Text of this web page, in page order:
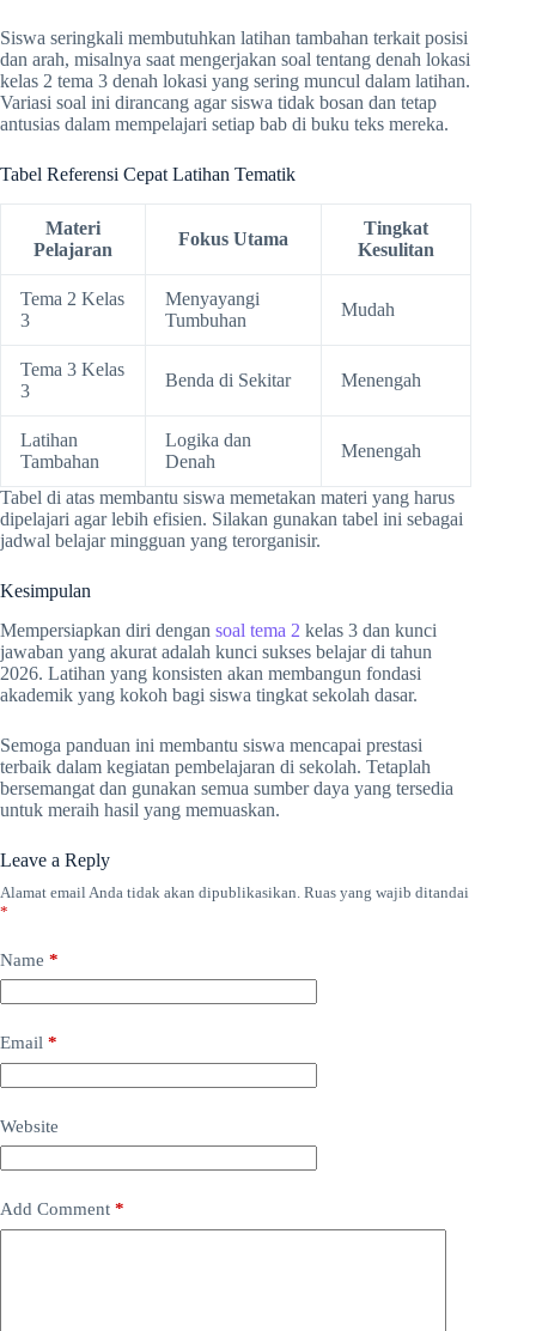
Siswa seringkali membutuhkan latihan tambahan terkait posisi
dan arah, misalnya saat mengerjakan soal tentang denah lokasi
kelas 2 tema 3 denah lokasi yang sering muncul dalam latihan.
Variasi soal ini dirancang agar siswa tidak bosan dan tetap
antusias dalam mempelajari setiap bab di buku teks mereka.
Tabel Referensi Cepat Latihan Tematik
Materi
Pelajaran
Fokus Utama
Tingkat
Kesulitan
Tema 2 Kelas
3
Menyayangi
Tumbuhan
Mudah
Tema 3 Kelas
3
Benda di Sekitar Menengah
Latihan
Tambahan
Logika dan
Denah
Menengah
Tabel di atas membantu siswa memetakan materi yang harus
dipelajari agar lebih efisien. Silakan gunakan tabel ini sebagai
jadwal belajar mingguan yang terorganisir.
Kesimpulan
Mempersiapkan diri dengan soal tema 2 kelas 3 dan kunci
jawaban yang akurat adalah kunci sukses belajar di tahun
2026. Latihan yang konsisten akan membangun fondasi
akademik yang kokoh bagi siswa tingkat sekolah dasar.
Semoga panduan ini membantu siswa mencapai prestasi
terbaik dalam kegiatan pembelajaran di sekolah. Tetaplah
bersemangat dan gunakan semua sumber daya yang tersedia
untuk meraih hasil yang memuaskan.
Leave a Reply
Alamat email Anda tidak akan dipublikasikan. Ruas yang wajib ditandai
*
Name *
Email *
Website
Add Comment *